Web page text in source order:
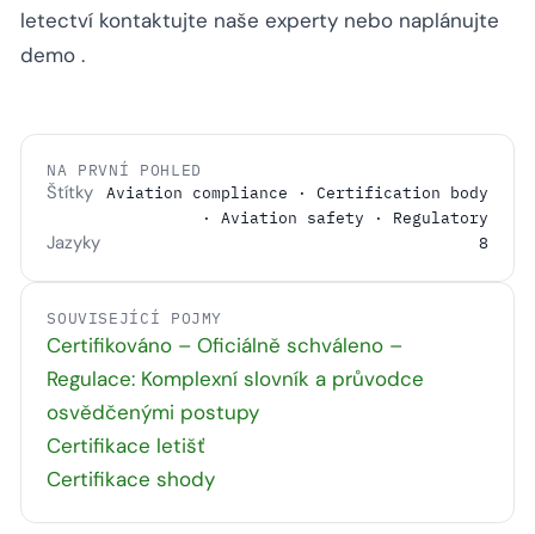
letectví kontaktujte naše experty nebo naplánujte
demo .
NA PRVNÍ POHLED
Štítky
Aviation compliance · Certification body
· Aviation safety · Regulatory
Jazyky 8
SOUVISEJÍCÍ POJMY
Certifikováno – Oficiálně schváleno –
Regulace: Komplexní slovník a průvodce
osvědčenými postupy
Certifikace letišť
Certifikace shody